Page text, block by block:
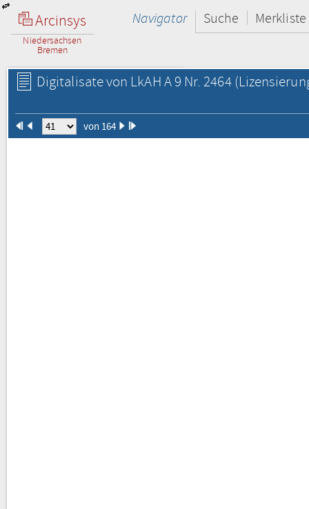
Arcinsys
Niedersachsen
Bremen
Navigator Suche Merkliste
Digitalisate von LkAH A 9 Nr. 2464
von 164